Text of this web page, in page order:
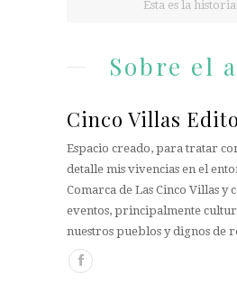
Esta es la
Sobre el
Cinco Villas
Espacio creado, para tratar
detalle mis vivencias en el
Comarca de Las Cinco Villas y
eventos, principalmente
nuestros pueblos y dignos de